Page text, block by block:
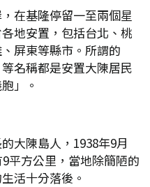
在基隆停留一至兩個星
地安置，包括台北、桃
屏東等縣市。所謂的
名稱都是安置大陳居民
」。
大陳島人，1938年9月
平方公里，當地除簡陋的
活十分落後。